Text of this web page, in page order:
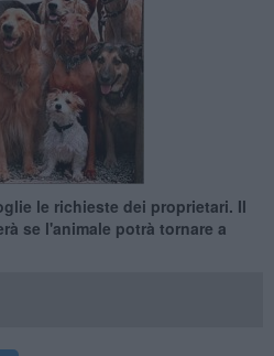
le richieste dei proprietari. Il
se l'animale potrà tornare a